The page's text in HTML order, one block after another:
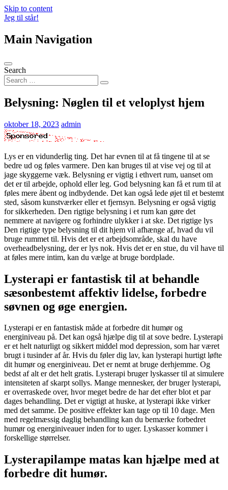
Skip to content
Jeg til står!
Main Navigation
Search
Belysning: Nøglen til et veloplyst hjem
oktober 18, 2023 admin
Lys er en vidunderlig ting. Det har evnen til at få tingene til at se
bedre ud og føles varmere. Den kan bruges til at vise vej og til at
jage skyggerne væk. Belysning er vigtig i ethvert rum, uanset om
det er til arbejde, ophold eller leg. God belysning kan få et rum til at
føles mere åbent og indbydende. Det kan også lede øjet til et bestemt
sted, såsom kunstværker eller et fjernsyn. Belysning er også vigtig
for sikkerheden. Den rigtige belysning i et rum kan gøre det
nemmere at navigere og forhindre ulykker i at ske. Det rigtige lys
Den rigtige type belysning til dit hjem vil afhænge af, hvad du vil
bruge rummet til. Hvis det er et arbejdsområde, skal du have
overheadbelysning, der er lys nok. Hvis det er en stue, du vil have til
at føles mere intim, kan du vælge at bruge bordplade.
Lysterapi er fantastisk til at behandle
sæsonbestemt affektiv lidelse, forbedre
søvnen og øge energien.
Lysterapi er en fantastisk måde at forbedre dit humør og
energiniveau på. Det kan også hjælpe dig til at sove bedre. Lysterapi
er et helt naturligt og sikkert middel mod depression, som har været
brugt i tusinder af år. Hvis du føler dig lav, kan lysterapi hurtigt løfte
dit humør og energiniveau. Det er nemt at bruge derhjemme. Og
bedst af alt er det helt gratis. Lysterapi bruger lyskasser til at simulere
intensiteten af skarpt sollys. Mange mennesker, der bruger lysterapi,
er overraskede over, hvor meget bedre de har det efter blot et par
dages behandling. Det er vigtigt at huske, at lysterapi ikke virker
med det samme. De positive effekter kan tage op til 10 dage. Men
med regelmæssig daglig behandling kan du bemærke forbedret
humør og energiniveauer inden for to uger. Lyskasser kommer i
forskellige størrelser.
Lysterapilampe matas kan hjælpe med at
forbedre dit humør.